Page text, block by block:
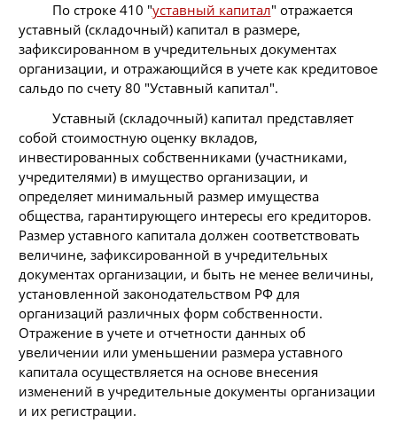
По строке 410 "уставный капитал" отражается
уставный (складочный) капитал в размере,
зафиксированном в учредительных документах
организации, и отражающийся в учете как кредитовое
сальдо по счету 80 "Уставный капитал".
Уставный (складочный) капитал представляет
собой стоимостную оценку вкладов,
инвестированных собственниками (участниками,
учредителями) в имущество организации, и
определяет минимальный размер имущества
общества, гарантирующего интересы его кредиторов.
Размер уставного капитала должен соответствовать
величине, зафиксированной в учредительных
документах организации, и быть не менее величины,
установленной законодательством РФ для
организаций различных форм собственности.
Отражение в учете и отчетности данных об
увеличении или уменьшении размера уставного
капитала осуществляется на основе внесения
изменений в учредительные документы организации
и их регистрации.